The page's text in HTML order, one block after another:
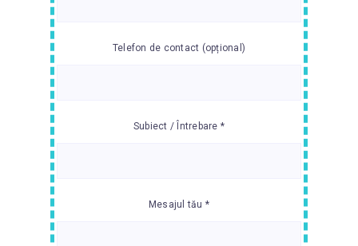
Telefon de contact (opțional)
Subiect / Întrebare *
Mesajul tău *